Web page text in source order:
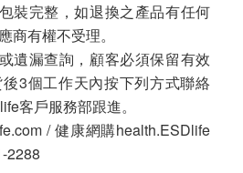
完整，如退換之產品有任何
商有權不受理。
漏查詢，顧客必須保留有效
3個工作天內按下列方式聯絡
客戶服務部跟進。
/ 健康網購health.ESDlife
2288